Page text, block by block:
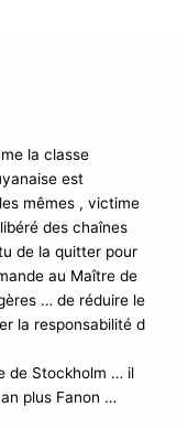
Bienvenu chez